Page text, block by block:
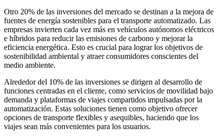
Otro 20% de las inversiones del mercado se destinan a la mejora de
fuentes de energía sostenibles para el transporte automatizado. Las
empresas invierten cada vez más en vehículos autónomos eléctricos
e híbridos para reducir las emisiones de carbono y mejorar la
eficiencia energética. Esto es crucial para lograr los objetivos de
sostenibilidad ambiental y atraer consumidores conscientes del
medio ambiente.
Alrededor del 10% de las inversiones se dirigen al desarrollo de
funciones centradas en el cliente, como servicios de movilidad bajo
demanda y plataformas de viajes compartidos impulsadas por la
automatización. Estas soluciones tienen como objetivo ofrecer
opciones de transporte flexibles y asequibles, haciendo que los
viajes sean más convenientes para los usuarios.